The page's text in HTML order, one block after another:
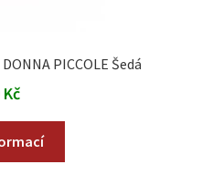
PICCOLE Šedá
Kč